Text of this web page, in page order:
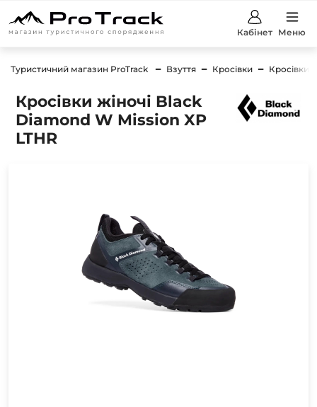
Кабінет Меню
Туристичний магазин ProTrack Взуття Кросівки Кросівки
Кросівки жіночі Black
Diamond W Mission XP
LTHR